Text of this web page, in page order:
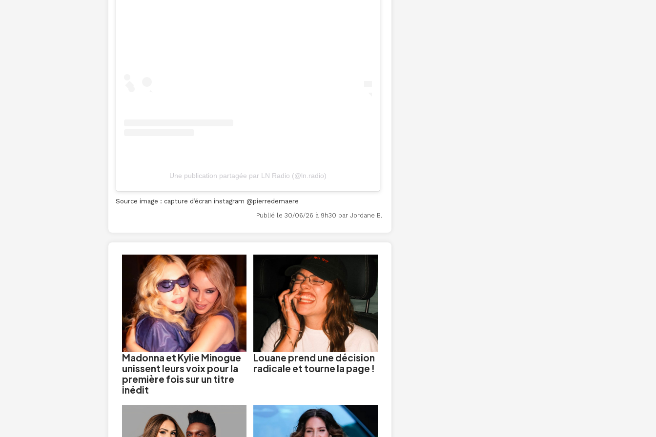
Une publication partagée par LN Radio (@ln.radio)
Source image : capture d’écran instagram @pierredemaere
Publié le 30/06/26 à 9h30 par Jordane B.
Madonna et Kylie Minogue
unissent leurs voix pour la
première fois sur un titre
inédit
Louane prend une décision
radicale et tourne la page !